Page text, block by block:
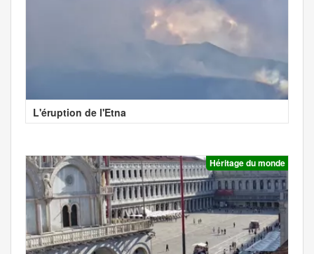
L'éruption de l'Etna
Héritage du monde